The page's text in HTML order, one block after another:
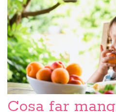
Cosa far